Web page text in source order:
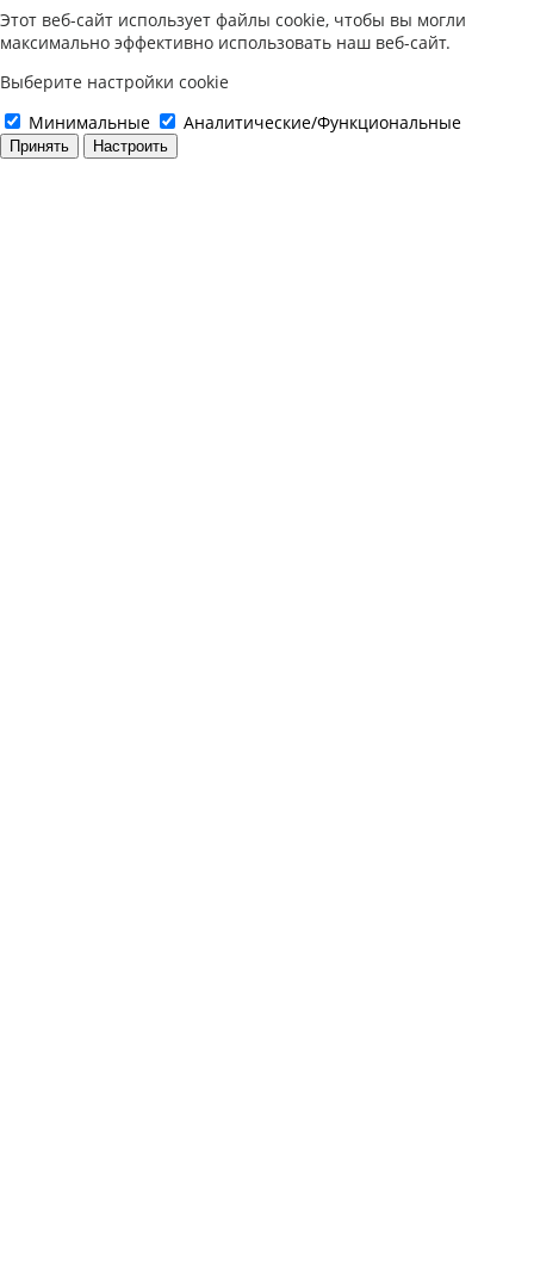
Этот веб-сайт использует файлы cookie, чтобы вы могли
максимально эффективно использовать наш веб-сайт.
Выберите настройки cookie
Минимальные
Аналитические/Функциональные
Принять Настроить